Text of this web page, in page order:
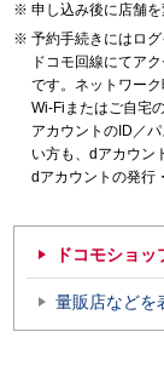
申し込み後に店舗を
予約手続きにはログ
ドコモ回線にてア
です。ネットワー
Wi-Fiまたはご自宅
アカウントのID／
い方も、dアカウン
dアカウントの発行
ドコモショッ
量販店などを